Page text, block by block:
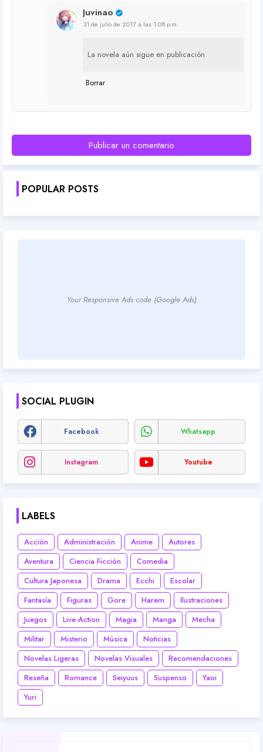
Juvinao
31 de julio de 2017 a las 1:08 p.m.
La novela aún sigue en publicación
Borrar
Publicar un comentario
POPULAR POSTS
Your Responsive Ads code (Google Ads)
SOCIAL PLUGIN
Facebook Whatsapp
Instagram Youtube
LABELS
Acción Administración Anime
Autores
Aventura
Ciencia Ficción
Comedia
Cultura Japonesa
Drama Ecchi
Escolar
Fantasía
Figuras Gore Harem
Ilustraciones
Juegos
Live-Action Magia Manga
Mecha
Militar
Misterio Música
Noticias
Novelas Ligeras
Novelas Visuales
Recomendaciones
Reseña
Romance Seiyuus Suspenso
Yaoi
Yuri